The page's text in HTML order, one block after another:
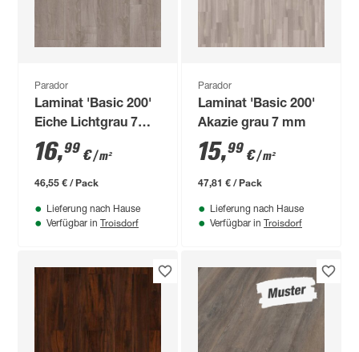
Parador
Laminat 'Basic 200'
Eiche Lichtgrau 7
mm
16,99 €/ m²
46,55 € / Pack
Lieferung nach Hause
Verfügbar in Troisdorf
Parador
Laminat 'Basic 200'
Akazie grau 7 mm
15,99 €/ m²
47,81 € / Pack
Lieferung nach Hause
Verfügbar in Troisdorf